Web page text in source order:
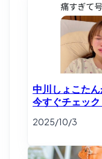
中川しょこた
今すぐチェック
2025/10/3